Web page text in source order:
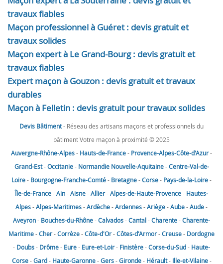
travaux fiables
Maçon professionnel à Guéret : devis gratuit et
travaux solides
Maçon expert à Le Grand-Bourg : devis gratuit et
travaux fiables
Expert maçon à Gouzon : devis gratuit et travaux
durables
Maçon à Felletin : devis gratuit pour travaux solides
Devis Bâtiment- Réseau des artisans maçons et professionnels du
bâtiment Votre maçon à proximité © 2025
Auvergne-Rhône-Alpes- Hauts-de-France- Provence-Alpes-Côte-d'Azur-
Grand-Est-Occitanie- Normandie Nouvelle-Aquitaine-Centre-Val-de-
Loire- Bourgogne-Franche-Comté- Bretagne-Corse- Pays-de-la-Loire-
Île-de-France-Ain-Aisne-Allier-Alpes-de-Haute-Provence- Hautes-
Alpes-Alpes-Maritimes-Ardèche-Ardennes-Ariège-Aube-Aude-
Aveyron- Bouches-du-Rhône-Calvados-Cantal-Charente-Charente-
Maritime-Cher-Corrèze-Côte-d'Or-Côtes-d'Armor-Creuse- Dordogne
- Doubs- Drôme- Eure- Eure-et-Loir- Finistère-Corse-du-Sud- Haute-
Corse-Gard- Haute-Garonne-Gers-Gironde- Hérault- Ille-et-Vilaine-